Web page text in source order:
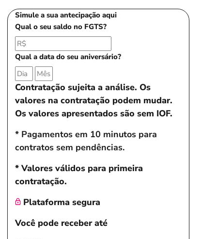
Simule a sua antecipação aqui
Qual o seu saldo no FGTS?
Qual a data do seu aniversário?
Contratação sujeita a análise. Os
valores na contratação podem mudar.
Os valores apresentados são sem IOF.
* Pagamentos em 10 minutos para
contratos sem pendências.
* Valores válidos para primeira
contratação.
Plataforma segura
Você pode receber até